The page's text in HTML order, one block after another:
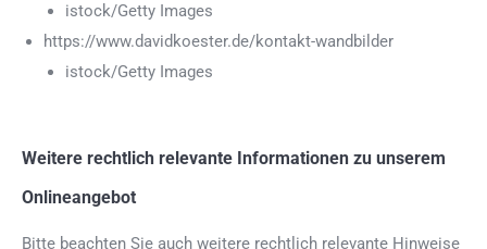
istock/Getty Images
https://www.davidkoester.de/kontakt-wandbilder
istock/Getty Images
Weitere rechtlich relevante Informationen zu unserem
Onlineangebot
Bitte beachten Sie auch weitere rechtlich relevante Hinweise